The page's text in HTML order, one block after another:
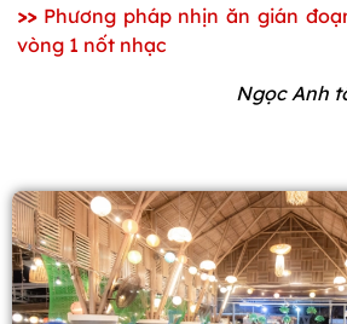
>> Phương pháp nhịn ăn gián
vòng 1 nốt nhạc
Ngọc Anh